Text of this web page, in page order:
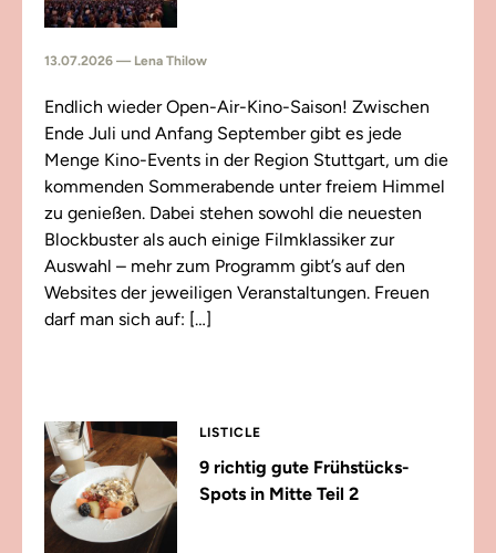
13.07.2026 — Lena Thilow
Endlich wieder Open-Air-Kino-Saison! Zwischen
Ende Juli und Anfang September gibt es jede
Menge Kino-Events in der Region Stuttgart, um die
kommenden Sommerabende unter freiem Himmel
zu genießen. Dabei stehen sowohl die neuesten
Blockbuster als auch einige Filmklassiker zur
Auswahl – mehr zum Programm gibt’s auf den
Websites der jeweiligen Veranstaltungen. Freuen
darf man sich auf: […]
LISTICLE
9 richtig gute Frühstücks-
Spots in Mitte Teil 2